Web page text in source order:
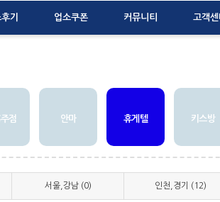
기 업소쿠폰 커뮤니티 고객센
점 안마 휴게텔 키스방
서울,강남 (0) 인천,경기 (12)